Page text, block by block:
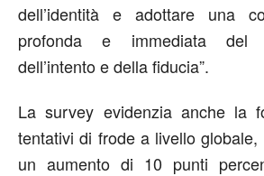
dell’identità e adottare una
profonda e immediata del
dell’intento e della fiducia”.
Lasurvey evidenzia anche la
tentativi di frodea livello globale,
un aumento di 10 punti perc